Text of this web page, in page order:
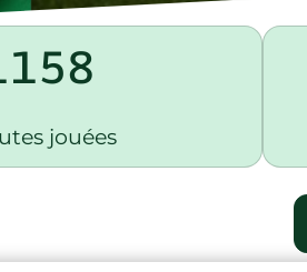
jouées